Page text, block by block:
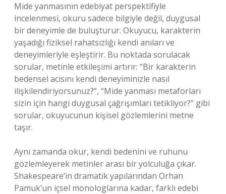
Mide yanmasının edebiyat perspektifiyle
incelenmesi, okuru sadece bilgiyle değil, duygusal
bir deneyimle de buluşturur. Okuyucu, karakterin
yaşadığı fiziksel rahatsızlığı kendi anıları ve
deneyimleriyle eşleştirir. Bu noktada sorulacak
sorular, metinle etkileşimi artırır: “Bir karakterin
bedensel acısını kendi deneyiminizle nasıl
ilişkilendiriyorsunuz?”, “Mide yanması metaforları
sizin için hangi duygusal çağrışımları tetikliyor?” gibi
sorular, okuyucunun kişisel gözlemlerini metne
taşır.
Aynı zamanda okur, kendi bedenini ve ruhunu
gözlemleyerek metinler arası bir yolculuğa çıkar.
Shakespeare’in dramatik yapılarından Orhan
Pamuk’un içsel monologlarına kadar, farklı edebi